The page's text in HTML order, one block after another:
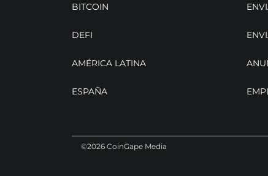
BITCOIN
DEFI
AMÉRICA LATINA
ESPAÑA
©2026 CoinGape Media